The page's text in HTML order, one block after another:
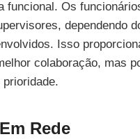
funcional. Os
dependendo
Isso
colaboração, mas
Rede